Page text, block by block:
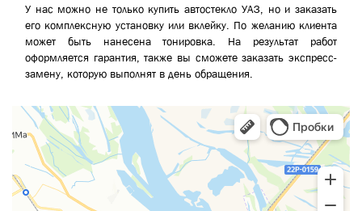
У нас можно не только купить автостекло УАЗ, но и заказать
его комплексную установку или вклейку. По желанию клиента
может быть нанесена тонировка. На результат работ
оформляется гарантия, также вы сможете заказать экспресс-
замену, которую выполнят в день обращения.